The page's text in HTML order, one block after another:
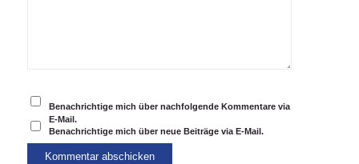
Benachrichtige mich über nachfolgende Kommentare via
E-Mail.
Benachrichtige mich über neue Beiträge via E-Mail.